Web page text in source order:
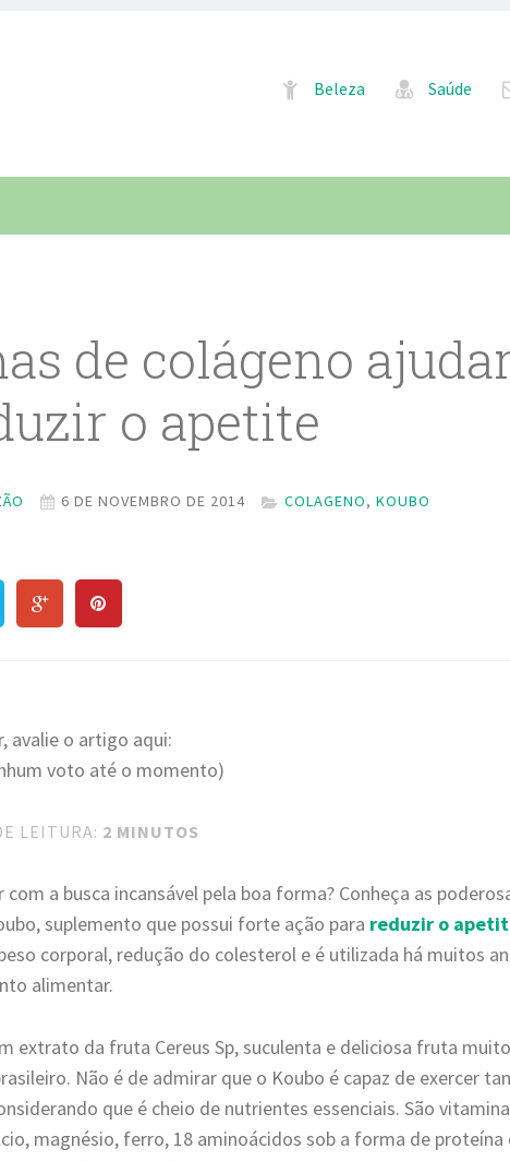
Pular para o conteúdo
Beleza Saúde
de colágeno
o apetite
6 DE NOVEMBRO DE 2014 COLAGENO,KOUBO
avalie o artigo aqui:
voto até o momento)
LEITURA: 2 MINUTOS
com a busca incansável pela boa forma? Conheça as
suplemento que possui forte ação para reduzir o
corporal, redução do colesterol e é utilizada há muitos
alimentar.
extrato da fruta Cereus Sp, suculenta e deliciosa fruta
Não é de admirar que o Koubo é capaz de exercer
que é cheio de nutrientes essenciais. São
magnésio, ferro, 18 aminoácidos sob a forma de proteína